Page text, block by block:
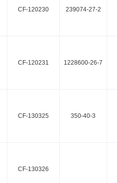
CF-120230 239074-27-2
CF-120231 1228600-26-7
CF-130325 350-40-3
CF-130326